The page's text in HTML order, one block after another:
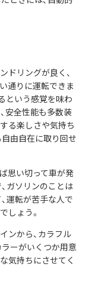
ドリングが良く、
通りに運転できま
という感覚を味わ
安全性能も多数装
る楽しさや気持ち
由自在に取り回せ
思い切って車が発
ガソリンのことは
運転が苦手な人で
しょう。
ンから、カラフル
ーがいくつか用意
気持ちにさせてく